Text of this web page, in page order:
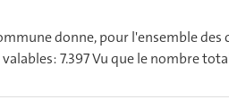
donne, pour l'ensemble des
7.397 Vu que le nombre